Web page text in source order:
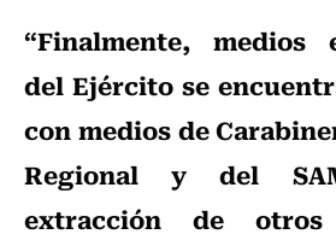
“Finalmente, medios
del Ejército se
con medios de
Regional y del
extracción de